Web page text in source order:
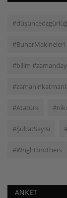
#BuharMakineleri
#bilim
#Atatürk
#ŞubatSayısı
#Wrightbrothers
ANKET